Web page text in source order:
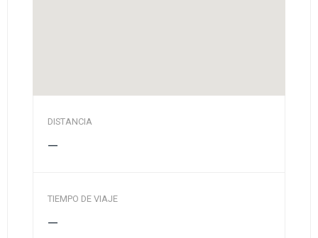
DISTANCIA
—
TIEMPO DE VIAJE
—